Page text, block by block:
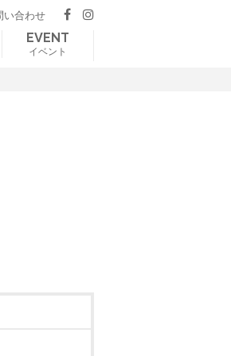
い合わせ
EVENT
イベント